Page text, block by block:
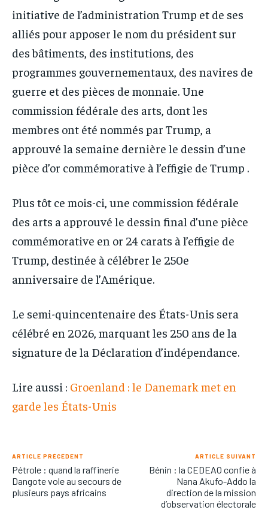
initiative de l’administration Trump et de ses
alliés pour apposer le nom du président sur
des bâtiments, des institutions, des
programmes gouvernementaux, des navires de
guerre et des pièces de monnaie. Une
commission fédérale des arts, dont les
membres ont été nommés par Trump, a
approuvé la semaine dernière le dessin d’une
pièce d’or commémorative à l’effigie de Trump .
Plus tôt ce mois-ci, une commission fédérale
des arts a approuvé le dessin final d’une pièce
commémorative en or 24 carats à l’effigie de
Trump, destinée à célébrer le 250e
anniversaire de l’Amérique.
Le semi-quincentenaire des États-Unis sera
célébré en 2026, marquant les 250 ans de la
signature de la Déclaration d’indépendance.
Lire aussi : Groenland : le Danemark met en
garde les États-Unis
ARTICLE PRÉCÉDENT
Pétrole : quand la raffinerie
Dangote vole au secours de
plusieurs pays africains
ARTICLE SUIVANT
Bénin : la CEDEAO confie à
Nana Akufo-Addo la
direction de la mission
d’observation électorale